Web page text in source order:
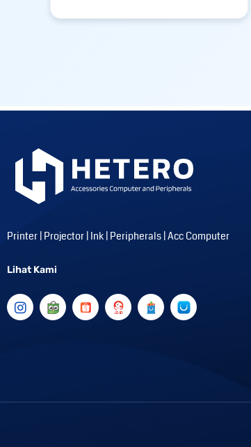
Printer | Projector | Ink | Peripherals | Acc Computer
Lihat Kami
I
n
m